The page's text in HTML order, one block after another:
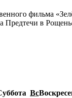
фильма
Предтечи в
Вс